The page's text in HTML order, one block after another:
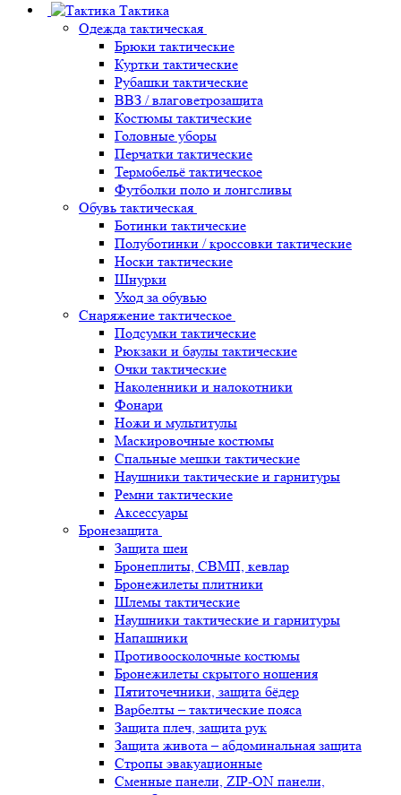
Тактика
Одежда тактическая
Брюки тактические
Куртки тактические
Рубашки тактические
ВВЗ / влаговетрозащита
Костюмы тактические
Головные уборы
Перчатки тактические
Термобельё тактическое
Футболки поло и лонгсливы
Обувь тактическая
Ботинки тактические
Полуботинки / кроссовки тактические
Носки тактические
Шнурки
Уход за обувью
Снаряжение тактическое
Подсумки тактические
Рюкзаки и баулы тактические
Очки тактические
Наколенники и налокотники
Фонари
Ножи и мультитулы
Маскировочные костюмы
Спальные мешки тактические
Наушники тактические и гарнитуры
Ремни тактические
Аксессуары
Бронезащита
Защита шеи
Бронеплиты, СВМП, кевлар
Бронежилеты плитники
Шлемы тактические
Наушники тактические и гарнитуры
Напашники
Противоосколочные костюмы
Бронежилеты скрытого ношения
Пятиточечники, защита бёдер
Варбелты – тактические пояса
Защита плеч, защита рук
Защита живота – абдоминальная защита
Стропы эвакуационные
Сменные панели, ZIP-ON панели,